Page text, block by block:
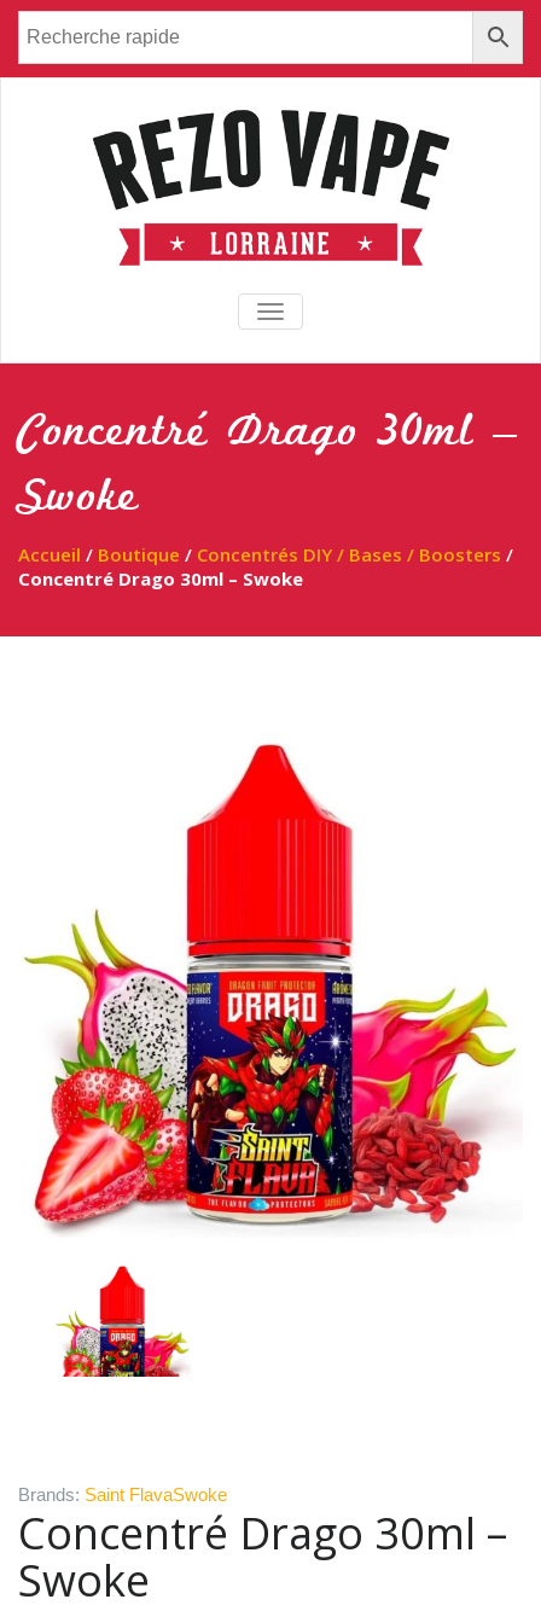
TOGGLE NAVIGATION
Concentré Drago 30ml –
Swoke
Accueil / Boutique / Concentrés DIY / Bases / Boosters /
Concentré Drago 30ml – Swoke
Brands: Saint FlavaSwoke
Concentré Drago 30ml –
Swoke